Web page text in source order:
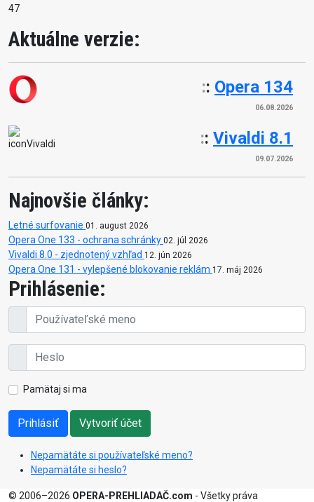
47
Aktuálne verzie:
:: Opera 134
06.08.2026
:: Vivaldi 8.1
09.07.2026
Najnovšie články:
Letné surfovanie 01. august 2026
Opera One 133 - ochrana schránky 02. júl 2026
Vivaldi 8.0 - zjednotený vzhľad 12. jún 2026
Opera One 131 - vylepšené blokovanie reklám 17. máj 2026
Prihlásenie:
Pamätaj si ma
Prihlásiť Vytvoriť účet
Nepamätáte si používateľské meno?
Nepamätáte si heslo?
© 2006–2026 OPERA-PREHLIADAČ.com - Všetky práva